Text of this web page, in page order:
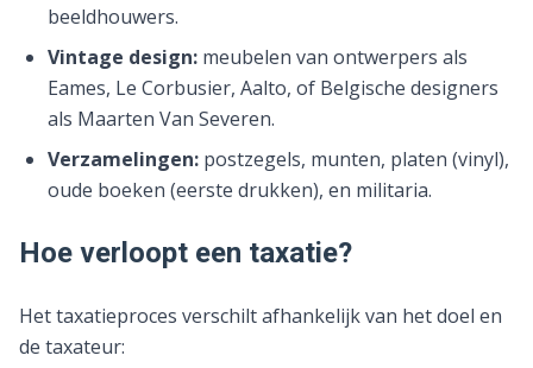
beeldhouwers.
Vintage design: meubelen van ontwerpers als
Eames, Le Corbusier, Aalto, of Belgische designers
als Maarten Van Severen.
Verzamelingen: postzegels, munten, platen (vinyl),
oude boeken (eerste drukken), en militaria.
Hoe verloopt een taxatie?
Het taxatieproces verschilt afhankelijk van het doel en
de taxateur: